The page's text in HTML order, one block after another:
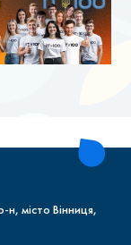
н, місто Вінниця,